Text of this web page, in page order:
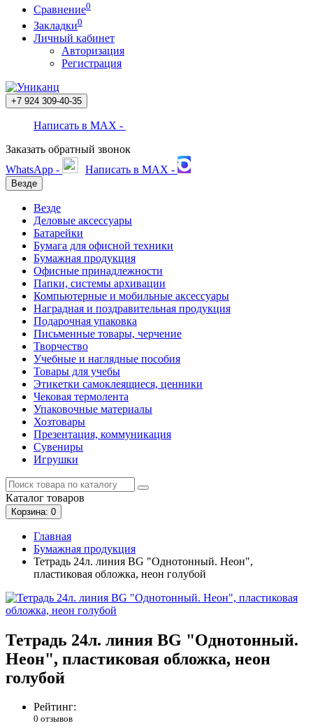
Сравнение0
Закладки0
Личный кабинет
Авторизация
Регистрация
+7 924 309-40-35
Написать в MAX -
Заказать обратный звонок
WhatsApp -
Написать в MAX -
Везде
Везде
Деловые аксессуары
Батарейки
Бумага для офисной техники
Бумажная продукция
Офисные принадлежности
Папки, системы архивации
Компьютерные и мобильные аксессуары
Наградная и поздравительная продукция
Подарочная упаковка
Письменные товары, черчение
Творчество
Учебные и наглядные пособия
Товары для учебы
Этикетки самоклеящиеся, ценники
Чековая термолента
Упаковочные материалы
Хозтовары
Презентация, коммуникация
Сувениры
Игрушки
Каталог товаров
Корзина: 0
Главная
Бумажная продукция
Тетрадь 24л. линия BG "Однотонный. Неон",
пластиковая обложка, неон голубой
Тетрадь 24л. линия BG "Однотонный.
Неон", пластиковая обложка, неон
голубой
Рейтинг:
0 отзывов